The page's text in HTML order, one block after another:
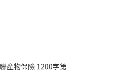
產物保險 1200字第